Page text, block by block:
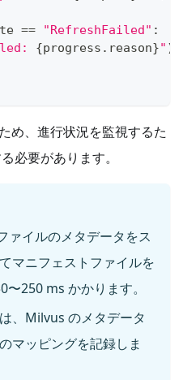
== "RefreshFailed" :
{progress . reason}" )
め、進行状況を監視するた
必要があります。
イルのメタデータをス
マニフェストファイルを
250 ms かかります。
、Milvus のメタデータ
マッピングを記録しま